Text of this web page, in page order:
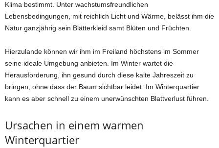
Klima bestimmt. Unter wachstumsfreundlichen
Lebensbedingungen, mit reichlich Licht und Wärme, belässt ihm die
Natur ganzjährig sein Blätterkleid samt Blüten und Früchten.
Hierzulande können wir ihm im Freiland höchstens im Sommer
seine ideale Umgebung anbieten. Im Winter wartet die
Herausforderung, ihn gesund durch diese kalte Jahreszeit zu
bringen, ohne dass der Baum sichtbar leidet. Im Winterquartier
kann es aber schnell zu einem unerwünschten Blattverlust führen.
Ursachen in einem warmen
Winterquartier